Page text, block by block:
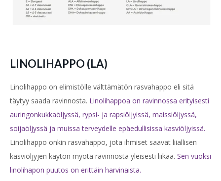
LINOLIHAPPO (LA)
Linolihappo on elimistölle välttämätön rasvahappo eli sitä
täytyy saada ravinnosta. Linolihappoa on ravinnossa erityisesti
auringonkukkaöljyssä, rypsi- ja rapsiöljyissä, maissiöljyssä,
soijaöljyssä ja muissa terveydelle epäedullisissa kasviöljyissä.
Linolihappo onkin rasvahappo, jota ihmiset saavat liiallisen
kasviöljyjen käytön myötä ravinnosta yleisesti liikaa. Sen vuoksi
linolihapon puutos on erittäin harvinaista.